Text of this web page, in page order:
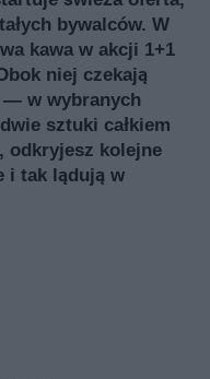
bywalców. W
kawa w akcji 1+1
niej czekają
— w wybranych
sztuki całkiem
odkryjesz kolejne
i tak lądują w